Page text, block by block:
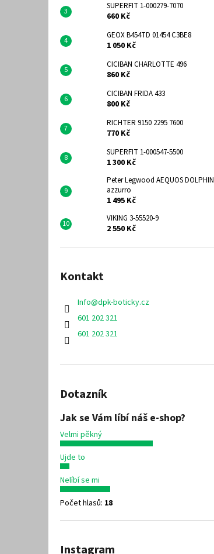
SUPERFIT 1-000279-7070
660 Kč
GEOX B454TD 01454 C3BE8
1 050 Kč
CICIBAN CHARLOTTE 496
860 Kč
CICIBAN FRIDA 433
800 Kč
RICHTER 9150 2295 7600
770 Kč
SUPERFIT 1-000547-5500
1 300 Kč
Peter Legwood AEQUOS DOLPHIN
azzurro
1 495 Kč
VIKING 3-55520-9
2 550 Kč
Kontakt
Info@dpk-boticky.cz
601 202 321
601 202 321
Dotazník
Jak se Vám líbí náš e-shop?
Velmi pěkný
Ujde to
Nelíbí se mi
Počet hlasů: 18
Instagram